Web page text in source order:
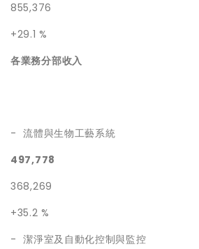
855,376
+29.1 %
各業務分部收入
- 流體與生物工藝系統
497,778
368,269
+35.2 %
- 潔淨室及自動化控制與監控